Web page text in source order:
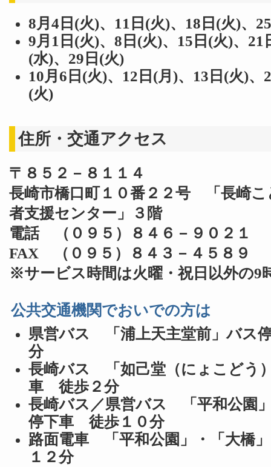
8月4日(火)、11日(火)、18日(火)、
9月1日(火)、8日(火)、15日(火)、21
(水)、29日(火)
10月6日(火)、12日(月)、13日(火)、
(火)
住所・交通アクセス
〒８５２－８１１４
長崎市橋口町１０番２２号 「長崎こ
者支援センター」３階
電話 （０９５）８４６－９０２１
FAX （０９５）８４３－４５８９
※サービス時間は火曜・祝日以外の9
公共交通機関でおいでの方は
県営バス 「浦上天主堂前」バス
分
長崎バス 「如己堂（にょこどう
車 徒歩２分
長崎バス／県営バス 「平和公園
停下車 徒歩１０分
路面電車 「平和公園」・「大橋
１２分